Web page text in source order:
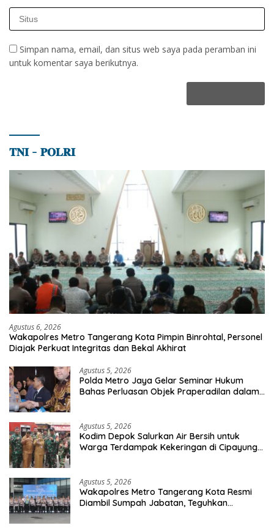
Simpan nama, email, dan situs web saya pada peramban ini
untuk komentar saya berikutnya.
𝐓𝐍𝐈 – 𝐏𝐎𝐋𝐑𝐈
Agustus 6, 2026
Wakapolres Metro Tangerang Kota Pimpin Binrohtal, Personel
Diajak Perkuat Integritas dan Bekal Akhirat
Agustus 5, 2026
Polda Metro Jaya Gelar Seminar Hukum
Bahas Perluasan Objek Praperadilan dalam
Agustus 5, 2026
Kodim Depok Salurkan Air Bersih untuk
Warga Terdampak Kekeringan di Cipayung
Agustus 5, 2026
Wakapolres Metro Tangerang Kota Resmi
Diambil Sumpah Jabatan, Teguhkan